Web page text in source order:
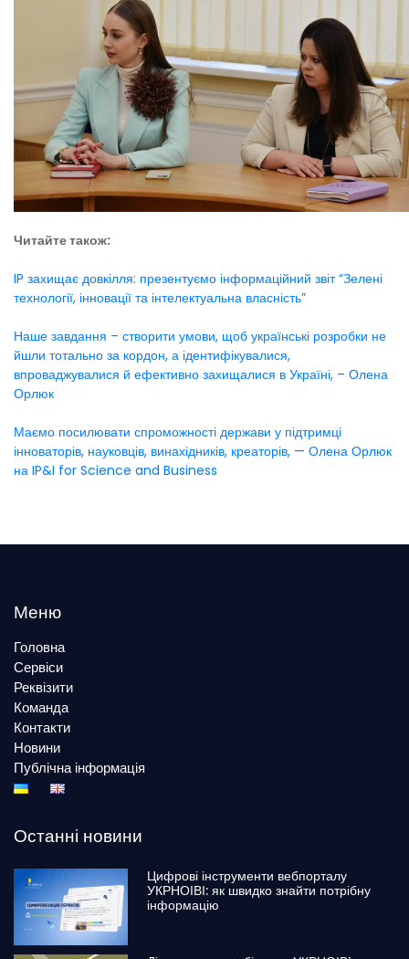
Читайте також:
IP захищає довкілля: презентуємо інформаційний звіт “Зелені
технології, інновації та інтелектуальна власність”
Наше завдання – створити умови, щоб українські розробки не
йшли тотально за кордон, а ідентифікувалися,
впроваджувалися й ефективно захищалися в Україні, – Олена
Орлюк
Маємо посилювати спроможності держави у підтримці
інноваторів, науковців, винахідників, креаторів, — Олена Орлюк
на IP&I for Science and Business
Меню
Головна
Сервіси
Реквізити
Команда
Контакти
Новини
Публічна інформація
Останні новини
Цифрові інструменти вебпорталу
УКРНОІВІ: як швидко знайти потрібну
інформацію